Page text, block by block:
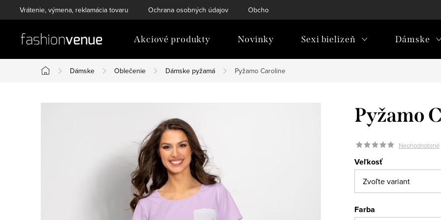
na
Vrátenie, výmena, reklamácia tovaru Ochrana osobných údajov Obchodné podmienky
Akciové produkty Novinky Sexi bielizeň Dámske
Domov
Dámske Oblečenie Dámske pyžamá Pyžamo Caroline
Pyžamo
Neohodnotené
Veľkosť
Farba